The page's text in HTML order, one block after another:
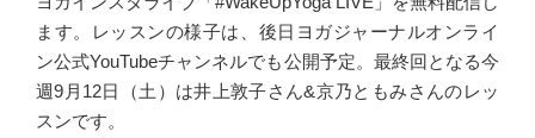
ます。レッスンの様子は、後日ヨガジャーナルオンライ
ン公式YouTubeチャンネルでも公開予定。最終回となる今
週9月12日（土）は井上敦子さん&京乃ともみさんのレッ
スンです。